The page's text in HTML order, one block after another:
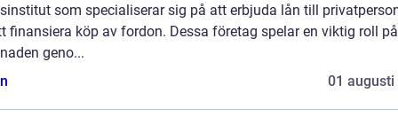
som specialiserar sig på att erbjuda lån till
finansiera köp av fordon. Dessa företag spelar en viktig roll på
geno...
01 augusti